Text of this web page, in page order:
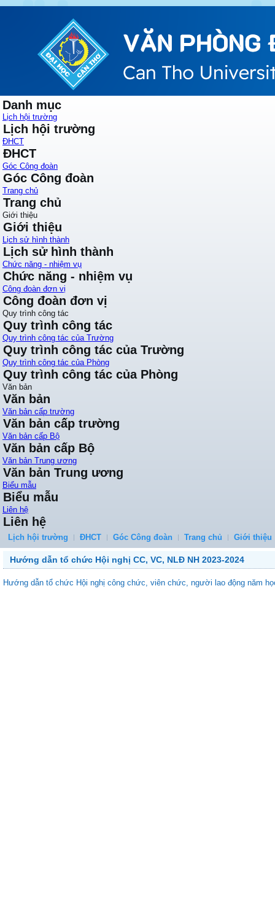
Danh mục
Lịch hội trường
Lịch hội trường
ĐHCT
ĐHCT
Góc Công đoàn
Góc Công đoàn
Trang chủ
Trang chủ
Giới thiệu
Giới thiệu
Lịch sử hình thành
Lịch sử hình thành
Chức năng - nhiệm vụ
Chức năng - nhiệm vụ
Công đoàn đơn vị
Công đoàn đơn vị
Quy trình công tác
Quy trình công tác
Quy trình công tác của Trường
Quy trình công tác của Trường
Quy trình công tác của Phòng
Quy trình công tác của Phòng
Văn bản
Văn bản
Văn bản cấp trường
Văn bản cấp trường
Văn bản cấp Bộ
Văn bản cấp Bộ
Văn bản Trung ương
Văn bản Trung ương
Biểu mẫu
Biểu mẫu
Liên hệ
Liên hệ
Lịch hội trường ĐHCT Góc Công đoàn Trang chủ Giới thiệu
Hướng dẫn tổ chức Hội nghị CC, VC, NLĐ NH 2023-2024
Hướng dẫn tổ chức Hội nghị công chức, viên chức, người lao động năm